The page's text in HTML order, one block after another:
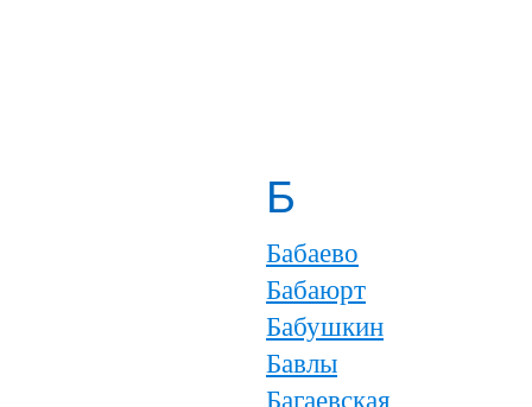
Б
Бабаево
Бабаюрт
Бабушкин
Бавлы
Багаевская